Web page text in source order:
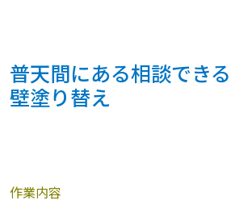
普天間にある相談でき
壁塗り替え
作業内容